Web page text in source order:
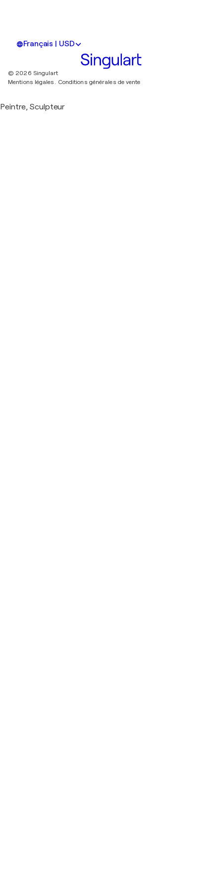
Français | USD
© 2026 Singulart
Mentions légales. Conditions générales de vente
Peintre, Sculpteur